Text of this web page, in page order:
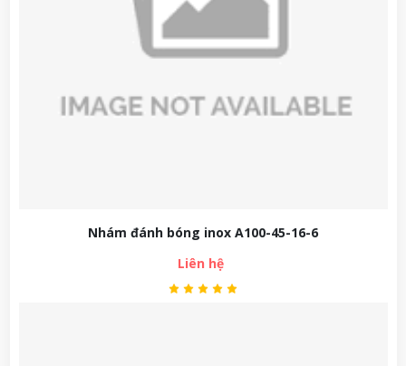
Nhám đánh bóng inox A100-45-16-6
Liên hệ